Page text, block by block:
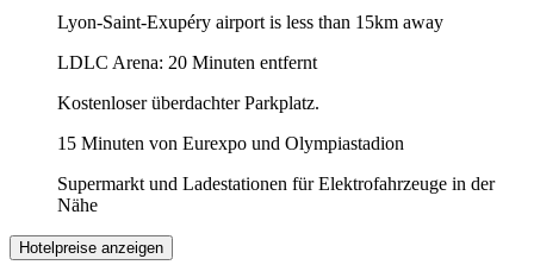
Lyon-Saint-Exupéry airport is less than 15km away
LDLC Arena: 20 Minuten entfernt
Kostenloser überdachter Parkplatz.
15 Minuten von Eurexpo und Olympiastadion
Supermarkt und Ladestationen für Elektrofahrzeuge in der
Nähe
Hotelpreise anzeigen